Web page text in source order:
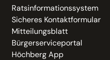
Ratsinformationssystem
Sicheres Kontaktformular
Mitteilungsblatt
Bürgerserviceportal
Höchberg App